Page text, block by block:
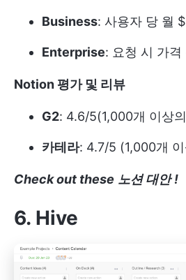
Business: 사용자 당 월
Enterprise: 요청 시 가격
Notion 평가 및 리뷰
G2: 4.6/5(1,000개 이상
카테라: 4.7/5 (1,000개
Check out these 노션 대안 !
6. Hive